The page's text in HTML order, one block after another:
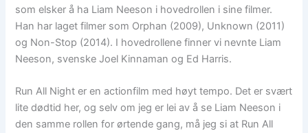
som elsker å ha Liam Neeson i hovedrollen i sine filmer.
Han har laget filmer som Orphan (2009), Unknown (2011)
og Non-Stop (2014). I hovedrollene finner vi nevnte Liam
Neeson, svenske Joel Kinnaman og Ed Harris.
Run All Night er en actionfilm med høyt tempo. Det er svært
lite dødtid her, og selv om jeg er lei av å se Liam Neeson i
den samme rollen for ørtende gang, må jeg si at Run All